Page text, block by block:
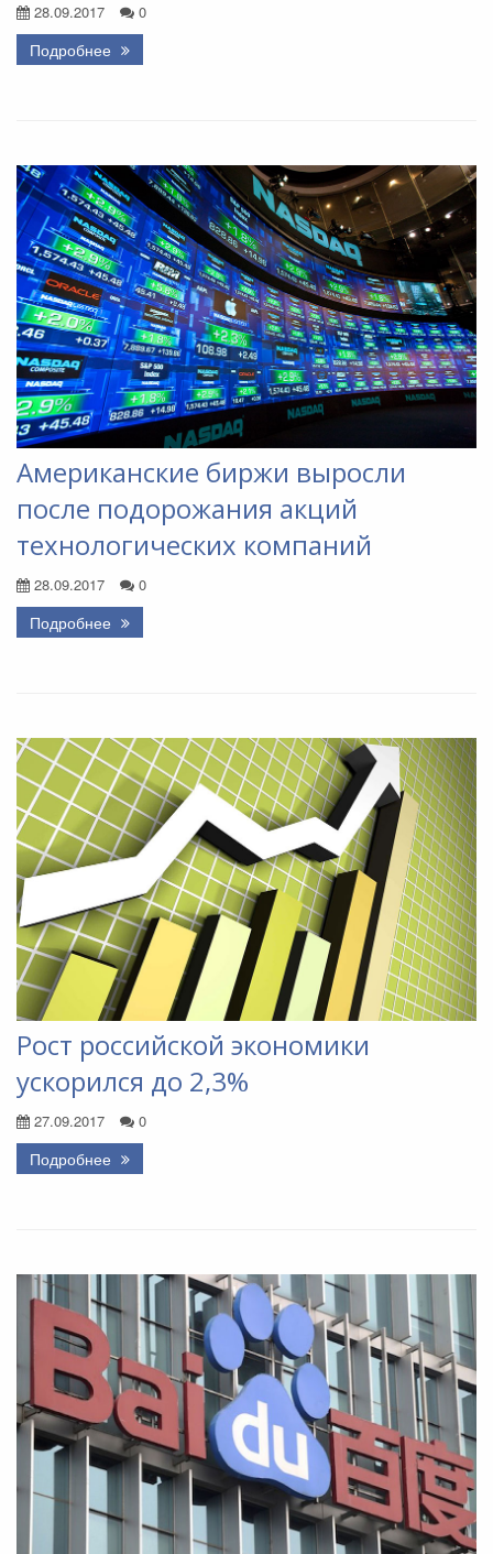
28.09.2017 0
Подробнее
Американские биржи выросли
после подорожания акций
технологических компаний
28.09.2017 0
Подробнее
Рост российской экономики
ускорился до 2,3%
27.09.2017 0
Подробнее